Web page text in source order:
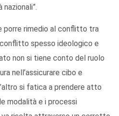
porre rimedio al conflitto tra
spesso ideologico e
non si tiene conto del ruolo
nell’assicurare cibo e
si fatica a prendere atto
modalità e i processi